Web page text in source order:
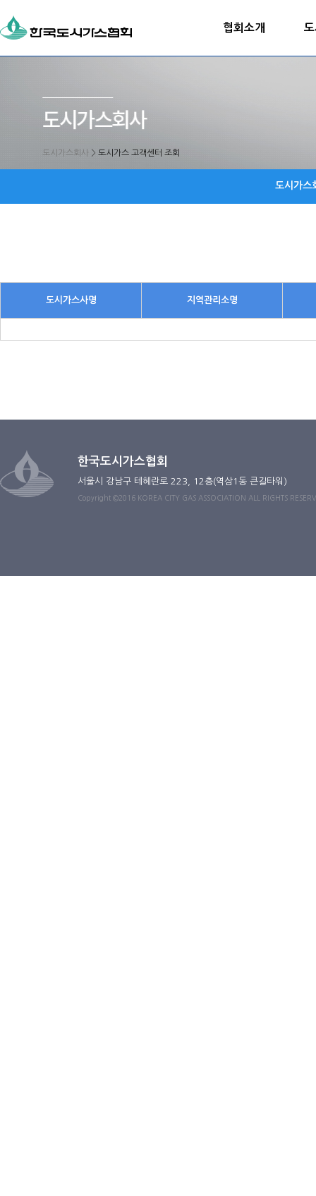
협회소개
도시가스회사 > 도시가스 고객센터 조회
도시가스
도시가스사명 지역관리소명
한국도시가스협회
서울시 강남구 테헤란로 223, 12층(역삼1동 큰길타워)
Copyright ©2016 KOREA CITY GAS ASSOCIATION ALL RIGHTS